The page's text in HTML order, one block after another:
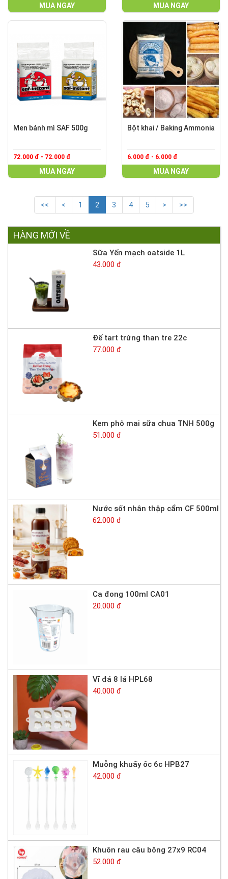
MUA NGAY MUA NGAY
Men bánh mì SAF 500g
72.000 đ - 72.000 đ
MUA NGAY
Bột khai / Baking Ammonia
6.000 đ - 6.000 đ
MUA NGAY
<< < 1 2 3 4 5 > >>
HÀNG MỚI VỀ
Sữa Yến mạch oatside 1L
43.000 đ
Đế tart trứng than tre 22c
77.000 đ
Kem phô mai sữa chua TNH 500g
51.000 đ
Nước sốt nhân thập cẩm CF 500ml
62.000 đ
Ca đong 100ml CA01
20.000 đ
Vĩ đá 8 lá HPL68
40.000 đ
Muỗng khuấy ốc 6c HPB27
42.000 đ
Khuôn rau câu bông 27x9 RC04
52.000 đ